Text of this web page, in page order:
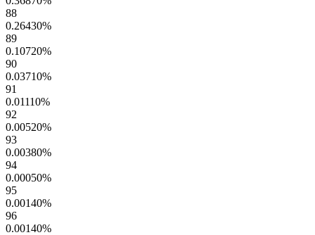
88
0.26430%
89
0.10720%
90
0.03710%
91
0.01110%
92
0.00520%
93
0.00380%
94
0.00050%
95
0.00140%
96
0.00140%